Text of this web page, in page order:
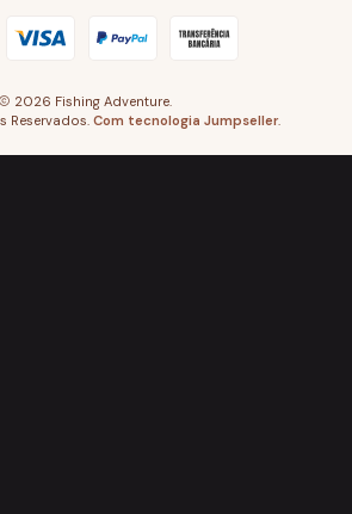
2026 Fishing Adventure.
Reservados. Com tecnologia Jumpseller.